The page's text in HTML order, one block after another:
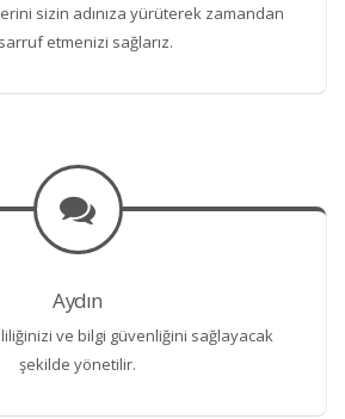
sizin adınıza yürüterek zamandan
etmenizi sağlarız.
Aydın
ve bilgi güvenliğini sağlayacak
şekilde yönetilir.